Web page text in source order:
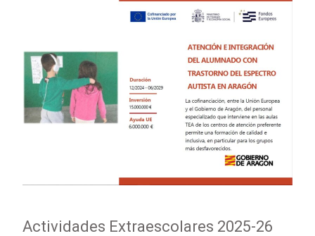
Actividades Extraescolares 2025-26